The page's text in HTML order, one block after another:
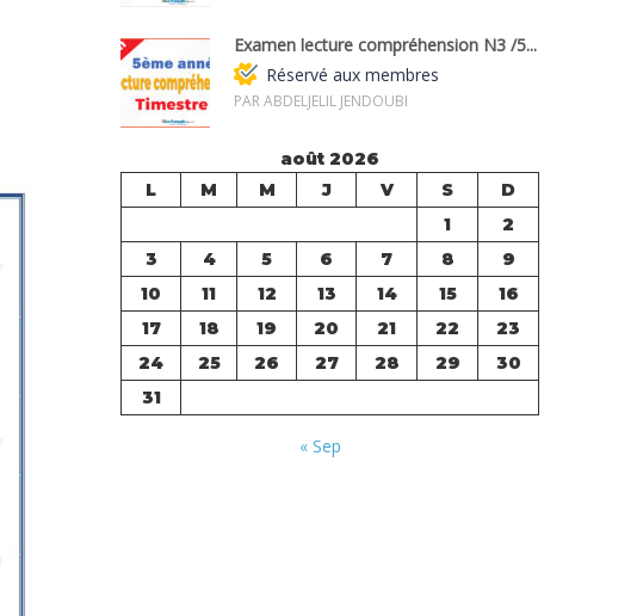
Examen lecture compréhension N3 /5...
Réservé aux membres
PAR ABDELJELIL JENDOUBI
août 2026
L
M M J V S
D
1
2
3
4 5 6 7 8
9
10
11 12 13 14 15
16
17
18 19 20 21 22
23
24
25 26 27 28 29
30
31
« Sep